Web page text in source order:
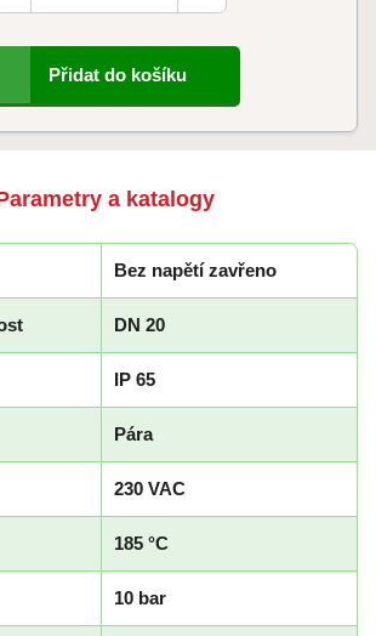
Přidat do košíku
a katalogy
Bez napětí zavřeno
DN 20
IP 65
Pára
230 VAC
185 °C
10 bar